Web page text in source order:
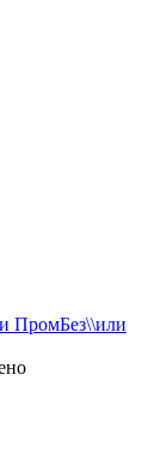
ПромБез\\или